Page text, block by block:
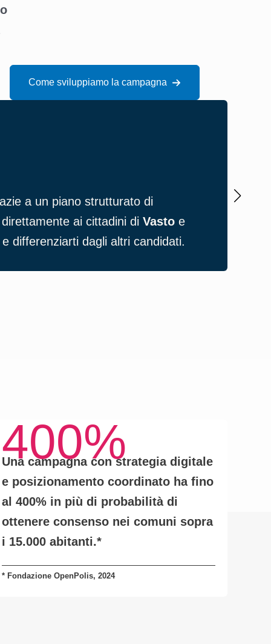
Come sviluppiamo la campagna
a un piano strutturato di
ai cittadini di Vasto e
differenziarti dagli altri candidati.
400%
Una campagna constrategia digitale
e posizionamento coordinatoha fino
al 400% in più di probabilitàdi
ottenere consenso nei comuni sopra
i 15.000 abitanti.*
* Fondazione OpenPolis, 2024